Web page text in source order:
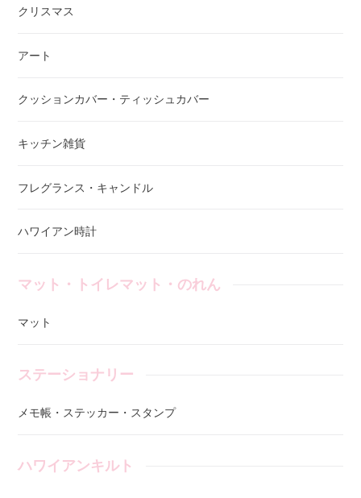
クリスマス
アート
クッションカバー・ティッシュカバー
キッチン雑貨
フレグランス・キャンドル
ハワイアン時計
マット・トイレマット・のれん
マット
ステーショナリー
メモ帳・ステッカー・スタンプ
ハワイアンキルト